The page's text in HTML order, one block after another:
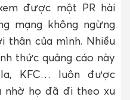
được một PR hài
mạng không ngừng
thân của mình. Nhiều
thức quảng cáo này
KFC… luôn được
nhờ họ đã đi theo xu